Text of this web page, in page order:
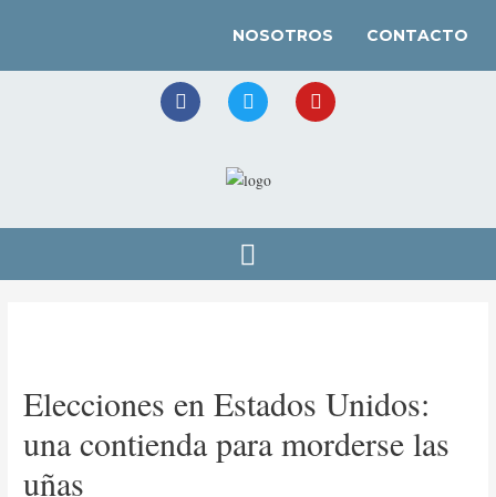
NOSOTROS CONTACTO
Elecciones en Estados Unidos:
una contienda para morderse las
uñas